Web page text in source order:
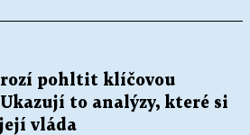
pohltit klíčovou
to analýzy, které si
vláda